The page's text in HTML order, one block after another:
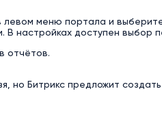
меню портала и
В настройках доступен выбор
отчётов.
но Битрикс предложит